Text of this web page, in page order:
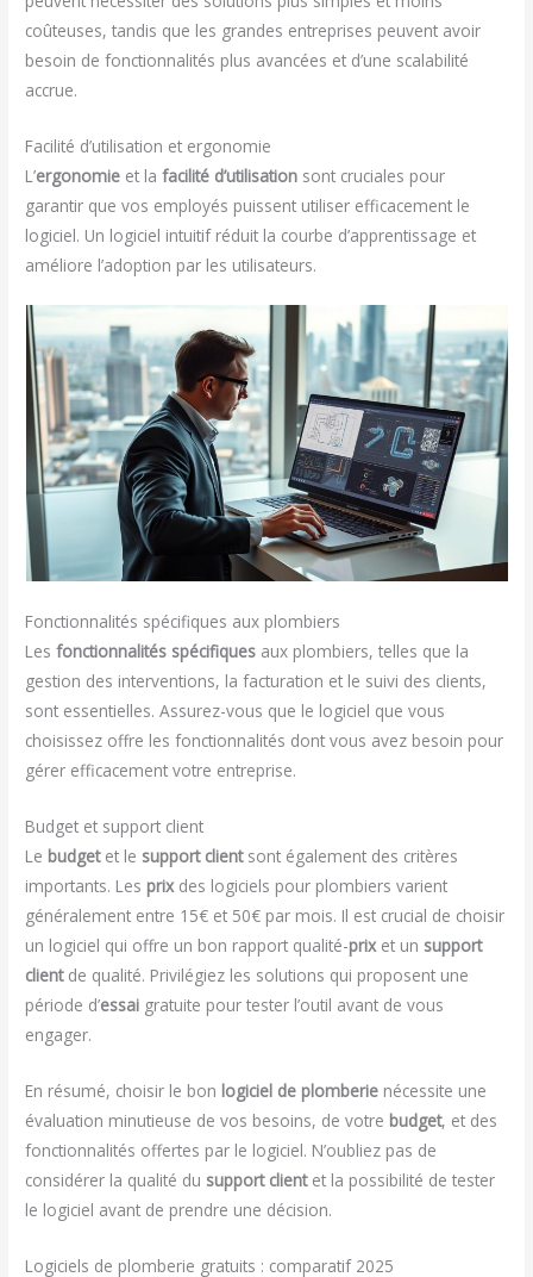
coûteuses, tandis que les grandes entreprises peuvent avoir
besoin de fonctionnalités plus avancées et d’une scalabilité
accrue.
Facilité d’utilisation et ergonomie
L’ergonomie et lafacilité d’utilisation sont cruciales pour
garantir que vos employés puissent utiliser efficacement le
logiciel. Un logiciel intuitif réduit la courbe d’apprentissage et
améliore l’adoption par les utilisateurs.
Fonctionnalités spécifiques aux plombiers
Lesfonctionnalités spécifiques aux plombiers, telles que la
gestion des interventions, la facturation et le suivi des clients,
sont essentielles. Assurez-vous que le logiciel que vous
choisissez offre les fonctionnalités dont vous avez besoin pour
gérer efficacement votre entreprise.
Budget et support client
Le budgetet le support clientsont également des critères
importants. Les prixdes logiciels pour plombiers varient
généralement entre 15€ et 50€ par mois. Il est crucial de choisir
un logiciel qui offre un bon rapport qualité-prixet un support
clientde qualité. Privilégiez les solutions qui proposent une
période d’essai gratuite pour tester l’outil avant de vous
engager.
En résumé, choisir le bon logiciel de plomberie nécessite une
évaluation minutieuse de vos besoins, de votre budget, et des
fonctionnalités offertes par le logiciel. N’oubliez pas de
considérer la qualité du support clientet la possibilité de tester
le logiciel avant de prendre une décision.
Logiciels de plomberie gratuits : comparatif 2025